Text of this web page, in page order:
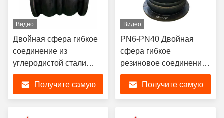
Видео
Двойная сфера гибкое
соединение из
углеродистой стали
PN6-PN40 с
коррозионной
стойкостью
Получите самую
Видео
PN6-PN40 Двойная
сфера гибкое
резиновое соединение
с вибрационным
поглощением без
фланца
Получите самую